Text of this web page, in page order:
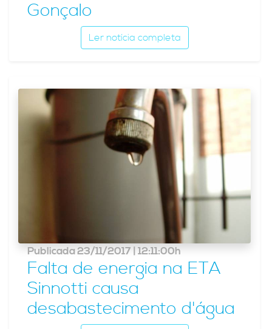
Gonçalo
Ler notícia completa
Publicada 23/11/2017 | 12:11:00h
Falta de energia na ETA
Sinnotti causa
desabastecimento d'água